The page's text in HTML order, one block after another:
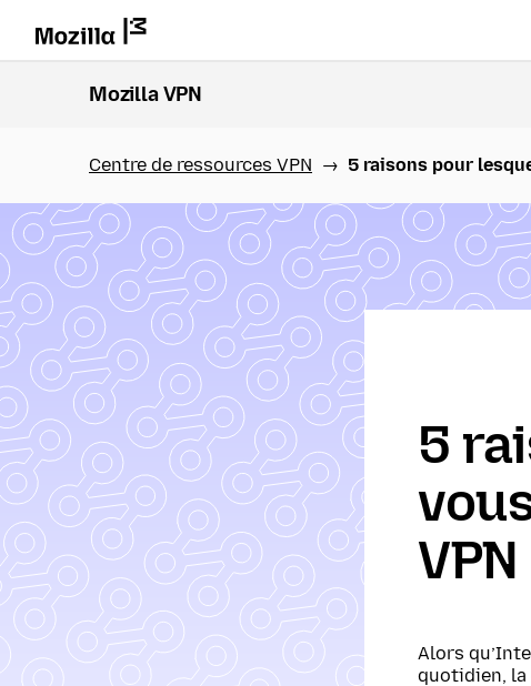
Mozilla VPN
Centre de ressources VPN 5 raisons pour
5
VPN
Alors
quotidien,